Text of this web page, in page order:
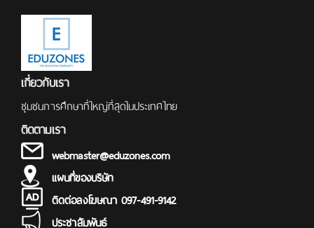
เกี่ยวกับเรา
ชุมชนการศึกษาที่ใหญ่ที่สุดในประเทศไทย
ติดตามเรา
webmaster@eduzones.com
แผนที่ของบริษัท
ติดต่อลงโฆษณา 097-491-9142
ประชาสัมพันธ์